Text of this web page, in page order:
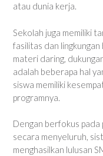
atau dunia kerja.
Sekolah juga memiliki
fasilitas dan
materi daring,
adalah beberapa hal
siswa memiliki
programnya.
Dengan berfokus pada
secara menyeluruh,
menghasilkan lulusan